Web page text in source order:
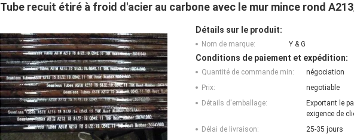
Tube recuit étiré à froid d'acier au carbone avec le mur mince rond
Détails sur le produit:
Nom de marque: Y & G
Conditions de paiement et expédition:
Quantité de commande min:
négociation
Prix:
negotiable
Détails d'emballage:
Exportant le
exigence de
Délai de livraison:
25-35 jours